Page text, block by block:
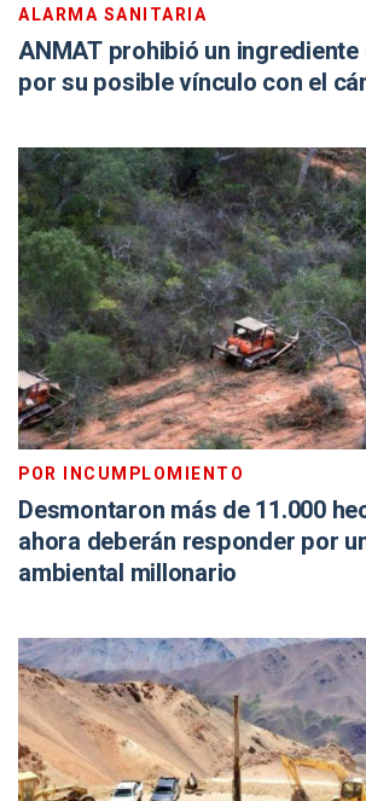
ALARMA SANITARIA
ANMAT prohibió un ingrediente
por su posible vínculo con el
POR INCUMPLOMIENTO
Desmontaron más de 11.000
ahora deberán responder por
ambiental millonario